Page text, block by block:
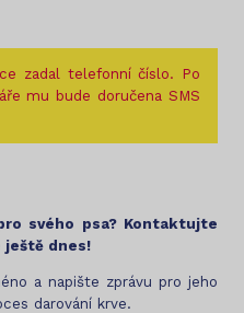
zadal telefonní číslo. Po
mu bude doručena SMS
svého psa? Kontaktujte
dnes!
a napište zprávu pro jeho
darování krve.